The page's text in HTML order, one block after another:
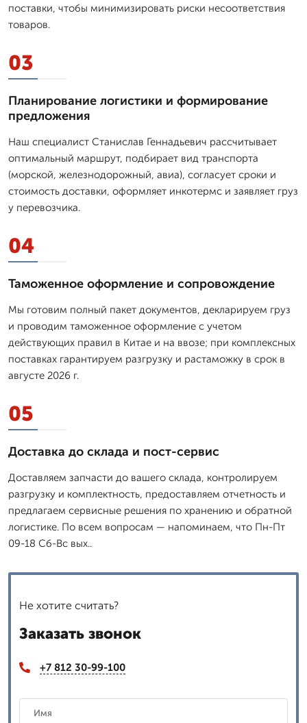
поставки, чтобы минимизировать риски несоответствия
товаров.
03
Планирование логистики и формирование
предложения
Наш специалист Станислав Геннадьевич рассчитывает
оптимальный маршрут, подбирает вид транспорта
(морской, железнодорожный, авиа), согласует сроки и
стоимость доставки, оформляет инкотермс и заявляет груз
у перевозчика.
04
Таможенное оформление и сопровождение
Мы готовим полный пакет документов, декларируем груз
и проводим таможенное оформление с учетом
действующих правил в Китае и на ввозе; при комплексных
поставках гарантируем разгрузку и растаможку в срок в
августе 2026 г.
05
Доставка до склада и пост-сервис
Доставляем запчасти до вашего склада, контролируем
разгрузку и комплектность, предоставляем отчетность и
предлагаем сервисные решения по хранению и обратной
логистике. По всем вопросам — напоминаем, что Пн-Пт
09-18 Сб-Вс вых..
Не хотите считать?
Заказать звонок
+7 812 30-99-100